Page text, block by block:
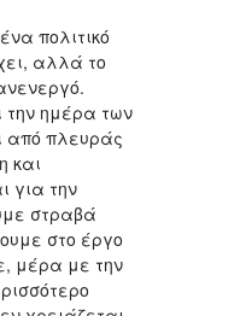
πολιτικό
αλλά το
την ημέρα των
από πλευράς
και
για την
στραβά
στο έργο
μέρα με την